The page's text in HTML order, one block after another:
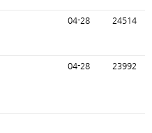
04-28 24514
04-28 23992